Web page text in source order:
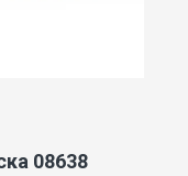
08638